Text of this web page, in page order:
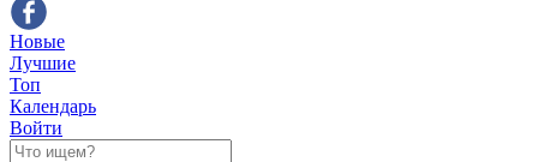
Новые
Лучшие
Топ
Календарь
Войти